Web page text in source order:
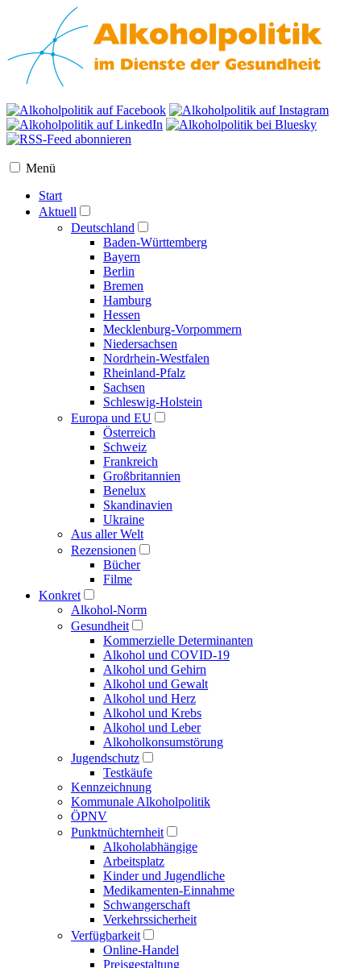
Menü
Start
Aktuell
Deutschland
Baden-Württemberg
Bayern
Berlin
Bremen
Hamburg
Hessen
Mecklenburg-Vorpommern
Niedersachsen
Nordrhein-Westfalen
Rheinland-Pfalz
Sachsen
Schleswig-Holstein
Europa und EU
Österreich
Schweiz
Frankreich
Großbritannien
Benelux
Skandinavien
Ukraine
Aus aller Welt
Rezensionen
Bücher
Filme
Konkret
Alkohol-Norm
Gesundheit
Kommerzielle Determinanten
Alkohol und COVID-19
Alkohol und Gehirn
Alkohol und Gewalt
Alkohol und Herz
Alkohol und Krebs
Alkohol und Leber
Alkoholkonsumstörung
Jugendschutz
Testkäufe
Kennzeichnung
Kommunale Alkoholpolitik
ÖPNV
Punktnüchternheit
Alkoholabhängige
Arbeitsplatz
Kinder und Jugendliche
Medikamenten-Einnahme
Schwangerschaft
Verkehrssicherheit
Verfügbarkeit
Online-Handel
Preisgestaltung